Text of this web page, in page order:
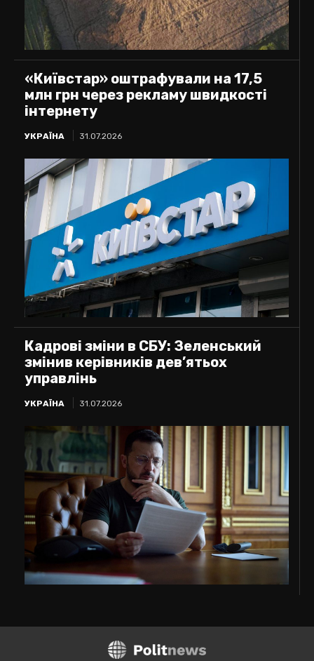
«Київстар» оштрафували на 17,5
млн грн через рекламу швидкості
інтернету
УКРАЇНА 31.07.2026
Кадрові зміни в СБУ: Зеленський
змінив керівників дев’ятьох
управлінь
УКРАЇНА 31.07.2026